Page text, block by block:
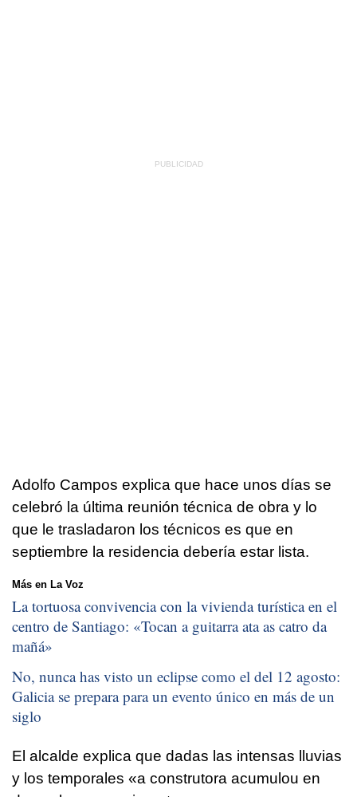
Adolfo Campos explica que hace unos días se
celebró la última reunión técnica de obra y lo
que le trasladaron los técnicos es que en
septiembre la residencia debería estar lista.
Más en La Voz
La tortuosa convivencia con la vivienda turística en el
centro de Santiago: «Tocan a guitarra ata as catro da
mañá»
No, nunca has visto un eclipse como el del 12 agosto:
Galicia se prepara para un evento único en más de un
siglo
El alcalde explica que dadas las intensas lluvias
y los temporales «a construtora acumulou en